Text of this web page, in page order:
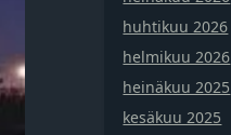
huhtikuu 2026
helmikuu 2026
heinäkuu 2025
kesäkuu 2025